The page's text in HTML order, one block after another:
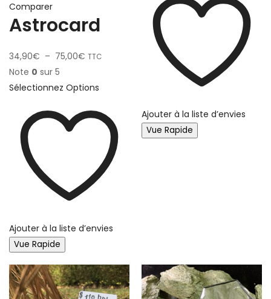
Comparer
Astrocard
34,90€ – 75,00€ TTC
Note 0 sur 5
Sélectionnez Options
Ajouter à la liste d’envies
Vue Rapide
Ajouter à la liste d’envies
Vue Rapide